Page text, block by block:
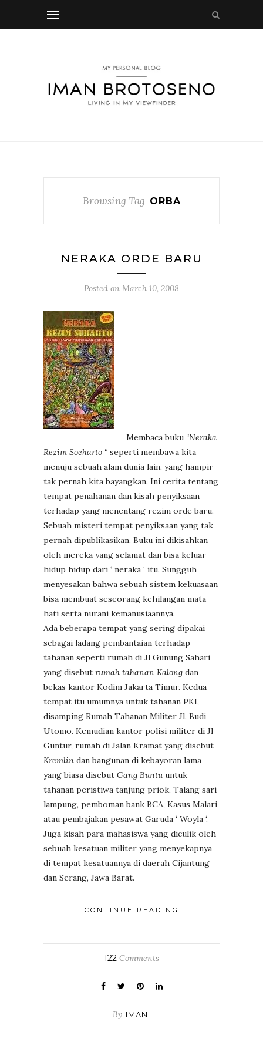
Browsing Tag ORBA
NERAKA ORDE BARU
Posted on March 10, 2008
Membaca buku “Neraka
Rezim Soeharto “ seperti membawa kita
menuju sebuah alam dunia lain, yang hampir
tak pernah kita bayangkan. Ini cerita tentang
tempat penahanan dan kisah penyiksaan
terhadap yang menentang rezim orde baru.
Sebuah misteri tempat penyiksaan yang tak
pernah dipublikasikan. Buku ini dikisahkan
oleh mereka yang selamat dan bisa keluar
hidup hidup dari ‘ neraka ‘ itu. Sungguh
menyesakan bahwa sebuah sistem kekuasaan
bisa membuat seseorang kehilangan mata
hati serta nurani kemanusiaannya.
Ada beberapa tempat yang sering dipakai
sebagai ladang pembantaian terhadap
tahanan seperti rumah di Jl Gunung Sahari
yang disebut rumah tahanan Kalong dan
bekas kantor Kodim Jakarta Timur. Kedua
tempat itu umumnya untuk tahanan PKI,
disamping Rumah Tahanan Militer Jl. Budi
Utomo. Kemudian kantor polisi militer di Jl
Guntur, rumah di Jalan Kramat yang disebut
Kremlin dan bangunan di kebayoran lama
yang biasa disebut Gang Buntu untuk
tahanan peristiwa tanjung priok, Talang sari
lampung, pemboman bank BCA, Kasus Malari
atau pembajakan pesawat Garuda ‘ Woyla ‘.
Juga kisah para mahasiswa yang diculik oleh
sebuah kesatuan militer yang menyekapnya
di tempat kesatuannya di daerah Cijantung
dan Serang, Jawa Barat.
CONTINUE READING
122 Comments
By IMAN